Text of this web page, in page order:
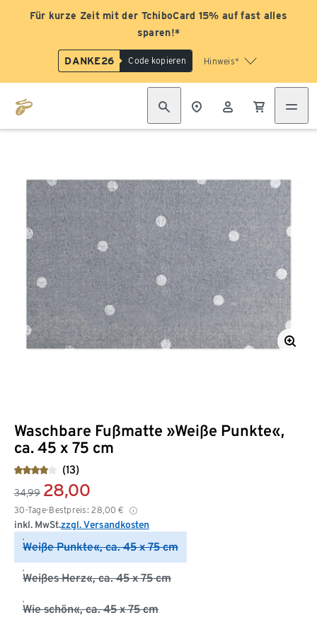
Für kurze Zeit mit der TchiboCard 15% auf fast alles
sparen!*
DANKE26 Code kopieren Hinweis*
Waschbare Fußmatte »Weiße Punkte«,
ca. 45 x 75 cm
(13)
34,99 28,00
30-Tage-Bestpreis: 28,00 €
inkl. MwSt.zzgl. Versandkosten
Weiße Punkte«, ca. 45 x 75 cm
Weißes Herz«, ca. 45 x 75 cm
Wie schön«, ca. 45 x 75 cm